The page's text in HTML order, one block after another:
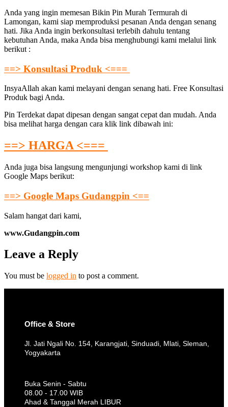
Anda yang ingin memesan Bikin Pin Murah Termurah di
Lamongan, kami siap memproduksi pesanan Anda dengan senang
hati. Jika Anda ingin berkonsultasi terlebih dahulu tentang
kebutuhan Anda, maka Anda bisa menghubungi kami melalui link
berikut :
==> Konsultasi Produk <===
InsyaAllah akan kami melayani dengan senang hati. Free Konsultasi
Produk bagi Anda.
Pin Terdekat dapat dipesan dengan sangat cepat dan mudah. Anda
bisa melihat harga dengan cara klik link dibawah ini:
==> HARGA <===
Anda juga bisa langsung mengunjungi workshop kami di link
Google Maps berikut:
==> Google Maps Gudangpin <==
Salam hangat dari kami,
www.Gudangpin.com
Leave a Reply
You must be logged in to post a comment.
Office & Store
Jl. Jati Ngali No. 154, Karangjati, Sinduadi, Mlati, Sleman,
Yogyakarta
Buka Senin - Sabtu
08.00 - 17.00 WIB
Ahad & Tanggal Merah LIBUR